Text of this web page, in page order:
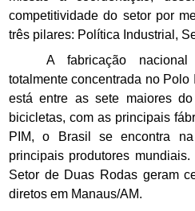
competitividade do setor por
três pilares: Política Industrial,
A fabricação
totalmente concentrada no Polo
está entre as sete maiores
bicicletas, com as principais
PIM, o Brasil se encontra
principais produtores
Setor de Duas Rodas geram
diretos em Manaus/AM.